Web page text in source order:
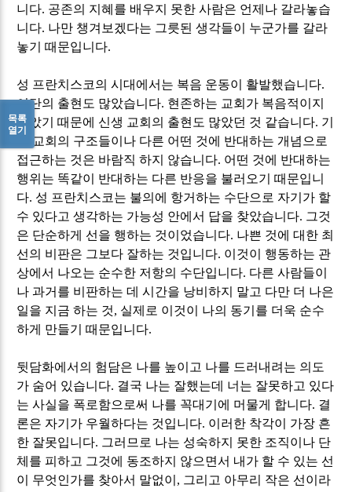
니다. 공존의 지혜를 배우지 못한 사람은 언제나 갈라놓습
니다. 나만 챙겨보겠다는 그릇된 생각들이 누군가를 갈라
놓기 때문입니다.
성 프란치스코의 시대에서는 복음 운동이 활발했습니다.
이단의 출현도 많았습니다. 현존하는 교회가 복음적이지
않았기 때문에 신생 교회의 출현도 많았던 것 같습니다. 기
성 교회의 구조들이나 다른 어떤 것에 반대하는 개념으로
접근하는 것은 바람직 하지 않습니다. 어떤 것에 반대하는
행위는 똑같이 반대하는 다른 반응을 불러오기 때문입니
다. 성 프란치스코는 불의에 항거하는 수단으로 자기가 할
수 있다고 생각하는 가능성 안에서 답을 찾았습니다. 그것
은 단순하게 선을 행하는 것이었습니다. 나쁜 것에 대한 최
선의 비판은 그보다 잘하는 것입니다. 이것이 행동하는 관
상에서 나오는 순수한 저항의 수단입니다. 다른 사람들이
나 과거를 비판하는 데 시간을 낭비하지 말고 다만 더 나은
일을 지금 하는 것, 실제로 이것이 나의 동기를 더욱 순수
하게 만들기 때문입니다.
뒷담화에서의 험담은 나를 높이고 나를 드러내려는 의도
가 숨어 있습니다. 결국 나는 잘했는데 너는 잘못하고 있다
는 사실을 폭로함으로써 나를 꼭대기에 머물게 합니다. 결
론은 자기가 우월하다는 것입니다. 이러한 착각이 가장 흔
한 잘못입니다. 그러므로 나는 성숙하지 못한 조직이나 단
체를 피하고 그것에 동조하지 않으면서 내가 할 수 있는 선
이 무엇인가를 찾아서 말없이 , 그리고 아무리 작은 선이라
목록
열기